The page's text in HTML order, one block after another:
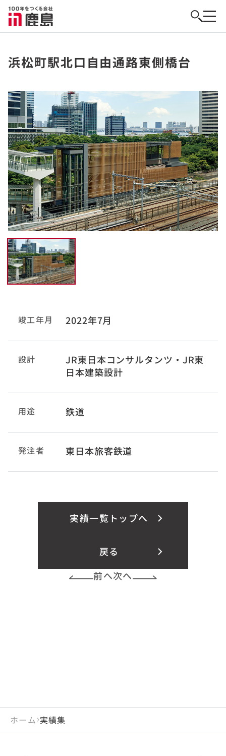
浜松町駅北口自由通路東側橋台
竣工年月 2022年7月
設計
JR東日本コンサルタンツ・JR東
日本建築設計
用途 鉄道
発注者 東日本旅客鉄道
実績一覧トップへ
戻る
前へ次へ
ホーム 実績集